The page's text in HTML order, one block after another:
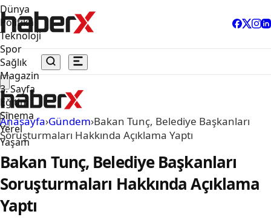
Dünya
Politika
Teknoloji
Spor
Sağlık
Magazin
3. Sayfa
Eğitim
Sinema
Yerel
Yaşam
Anasayfa›Gündem›Bakan Tunç, Belediye Başkanları
Soruşturmaları Hakkında Açıklama Yaptı
Bakan Tunç, Belediye Başkanları
Soruşturmaları Hakkında Açıklama
Yaptı